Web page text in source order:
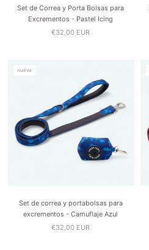
Set de Correa y Porta Bolsas para
Excrementos - Pastel Icing
€32,00 EUR
nuevo
Set de correa y portabolsas para
excrementos - Camuflaje Azul
€32,00 EUR